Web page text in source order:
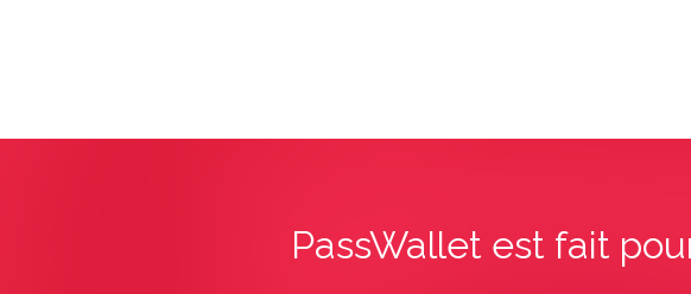
PassWallet est fait